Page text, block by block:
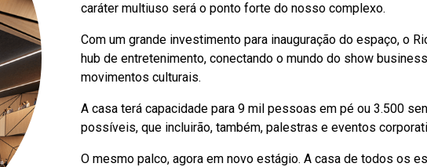
caráter multiuso será o ponto forte do nosso complexo.
Com um grande investimento para inauguração do espaço, o
hub de entretenimento, conectando o mundo do show
movimentos culturais.
A casa terá capacidade para 9 mil pessoas em pé ou 3.500
possíveis, que incluirão, também, palestras e eventos
O mesmo palco, agora em novo estágio. A casa de todos os